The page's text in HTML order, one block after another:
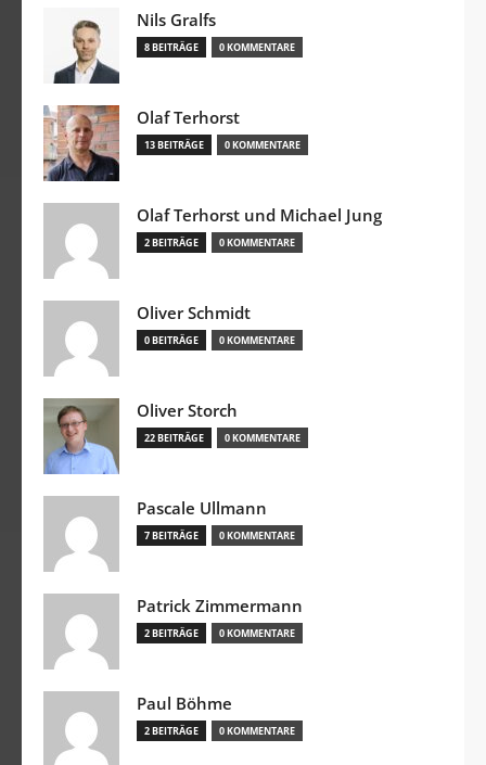
Nils Gralfs
8 BEITRÄGE 0 KOMMENTARE
Olaf Terhorst
13 BEITRÄGE 0 KOMMENTARE
Olaf Terhorst und Michael Jung
2 BEITRÄGE 0 KOMMENTARE
Oliver Schmidt
0 BEITRÄGE 0 KOMMENTARE
Oliver Storch
22 BEITRÄGE 0 KOMMENTARE
Pascale Ullmann
7 BEITRÄGE 0 KOMMENTARE
Patrick Zimmermann
2 BEITRÄGE 0 KOMMENTARE
Paul Böhme
2 BEITRÄGE 0 KOMMENTARE